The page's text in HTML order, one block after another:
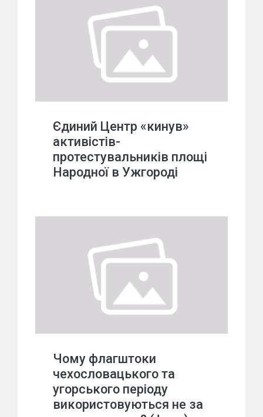
Єдиний Центр «кинув»
активістів-
протестувальників площі
Народної в Ужгороді
Чому флагштоки
чехословацького та
угорського періоду
використовуються не за